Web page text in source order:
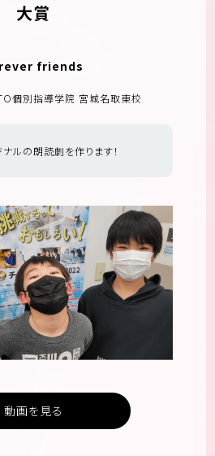
大賞
friends
個別指導学院 宮城名取東校
ルの朗読劇を作ります！
動画を見る